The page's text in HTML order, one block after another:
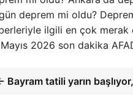
deprem mi oldu?
ilgili en çok merak
2026 son dakika
Bayram tatili yarın